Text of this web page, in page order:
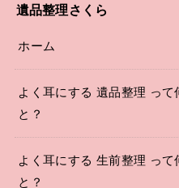
遺品整理さくら
ホーム
よく耳にする 遺品整理 って
と？
よく耳にする 生前整理 って
と？